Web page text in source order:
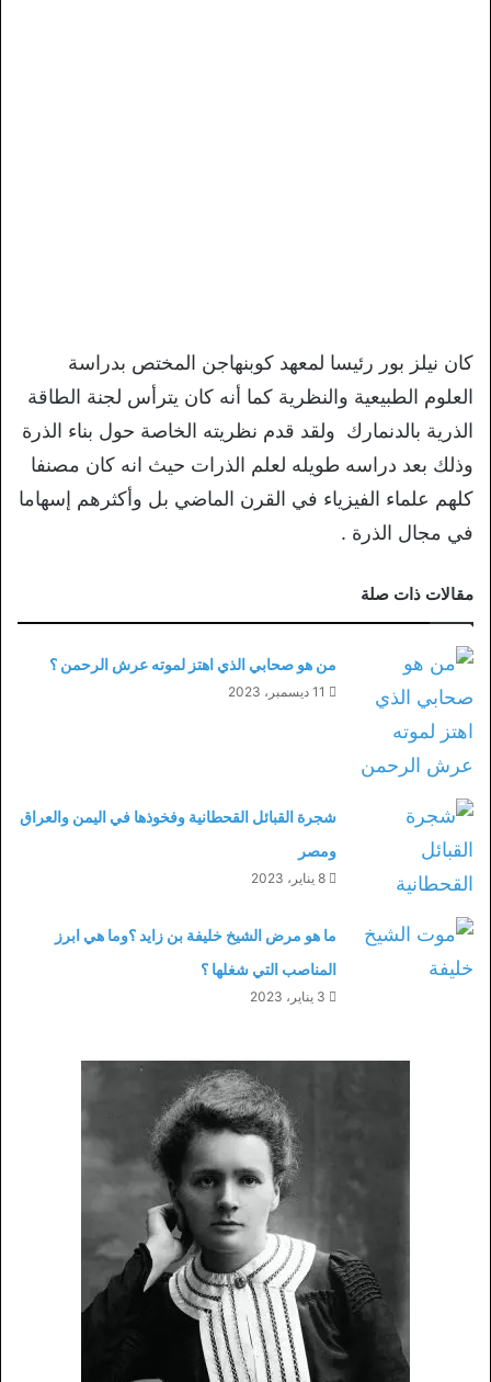
كان نيلز بور رئيسا لمعهد كوبنهاجن المختص بدراسة
العلوم الطبيعية والنظرية كما أنه كان يترأس لجنة الطاقة
الذرية بالدنمارك ولقد قدم نظريته الخاصة حول بناء الذرة
وذلك بعد دراسه طويله لعلم الذرات حيث انه كان مصنفا
كلهم علماء الفيزياء في القرن الماضي بل وأكثرهم إسهاما
في مجال الذرة .
مقالات ذات صلة
من هو صحابي الذي اهتز لموته عرش الرحمن ؟
11 ديسمبر، 2023
شجرة القبائل القحطانية وفخوذها في اليمن والعراق
ومصر
8 يناير، 2023
ما هو مرض الشيخ خليفة بن زايد ؟وما هي ابرز
المناصب التي شغلها ؟
3 يناير، 2023